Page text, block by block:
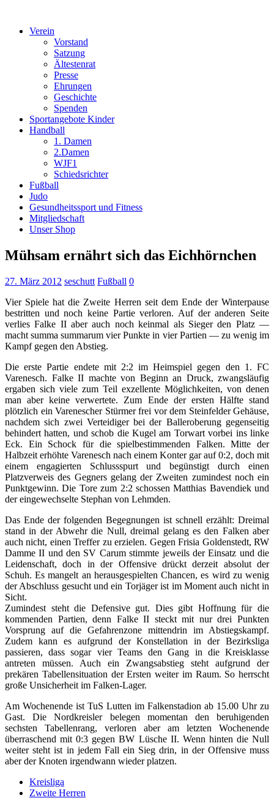
Verein
Vorstand
Satzung
Ältestenrat
Presse
Ehrungen
Geschichte
Spenden
Sportangebote Kinder
Handball
1. Damen
2.Damen
WJF1
Schiedsrichter
Fußball
Judo
Gesundheitssport und Fitness
Mitgliedschaft
Unser Shop
Mühsam ernährt sich das Eichhörnchen
27. März 2012 seschutt Fußball 0
Vier Spiele hat die Zweite Herren seit dem Ende der Winterpause
bestritten und noch keine Partie verloren. Auf der anderen Seite
verlies Falke II aber auch noch keinmal als Sieger den Platz —
macht summa summarum vier Punkte in vier Partien — zu wenig im
Kampf gegen den Abstieg.
Die erste Partie endete mit 2:2 im Heimspiel gegen den 1. FC
Varenesch. Falke II machte von Beginn an Druck, zwangsläufig
ergaben sich viele zum Teil exzellente Möglichkeiten, von denen
man aber keine verwertete. Zum Ende der ersten Hälfte stand
plötzlich ein Varenescher Stürmer frei vor dem Steinfelder Gehäuse,
nachdem sich zwei Verteidiger bei der Balleroberung gegenseitig
behindert hatten, und schob die Kugel am Torwart vorbei ins linke
Eck. Ein Schock für die spielbestimmenden Falken. Mitte der
Halbzeit erhöhte Varenesch nach einem Konter gar auf 0:2, doch mit
einem engagierten Schlussspurt und begünstigt durch einen
Platzverweis des Gegners gelang der Zweiten zumindest noch ein
Punktgewinn. Die Tore zum 2:2 schossen Matthias Bavendiek und
der eingewechselte Stephan von Lehmden.
Das Ende der folgenden Begegnungen ist schnell erzählt: Dreimal
stand in der Abwehr die Null, dreimal gelang es den Falken aber
auch nicht, einen Treffer zu erzielen. Gegen Frisia Goldenstedt, RW
Damme II und den SV Carum stimmte jeweils der Einsatz und die
Leidenschaft, doch in der Offensive drückt derzeit absolut der
Schuh. Es mangelt an herausgespielten Chancen, es wird zu wenig
der Abschluss gesucht und ein Torjäger ist im Moment auch nicht in
Sicht.
Zumindest steht die Defensive gut. Dies gibt Hoffnung für die
kommenden Partien, denn Falke II steckt mit nur drei Punkten
Vorsprung auf die Gefahrenzone mittendrin im Abstiegskampf.
Zudem kann es aufgrund der Konstellation in der Bezirksliga
passieren, dass sogar vier Teams den Gang in die Kreisklasse
antreten müssen. Auch ein Zwangsabstieg steht aufgrund der
prekären Tabellensituation der Ersten weiter im Raum. So herrscht
große Unsicherheit im Falken-Lager.
Am Wochenende ist TuS Lutten im Falkenstadion ab 15.00 Uhr zu
Gast. Die Nordkreisler belegen momentan den beruhigenden
sechsten Tabellenrang, verloren aber am letzten Wochenende
überraschend mit 0:3 gegen BW Lüsche II. Wenn hinten die Null
weiter steht ist in jedem Fall ein Sieg drin, in der Offensive muss
aber der Knoten irgendwann wieder platzen.
Kreisliga
Zweite Herren